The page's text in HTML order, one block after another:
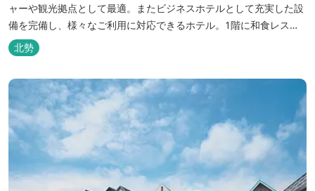
ャーや観光拠点として最適。またビジネスホテルとして充実した設
備を完備し、様々なご利用に対応できるホテル。1階に和食レスト
ランみやびを併設。
北勢